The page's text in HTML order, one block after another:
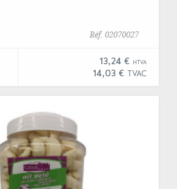
Réf. 02070027
13,24 € HTVA
14,03 €TVAC
Ajouter une unité de "Ail haché"